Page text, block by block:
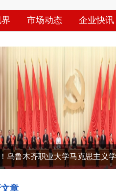
市场动态 企业快讯
章